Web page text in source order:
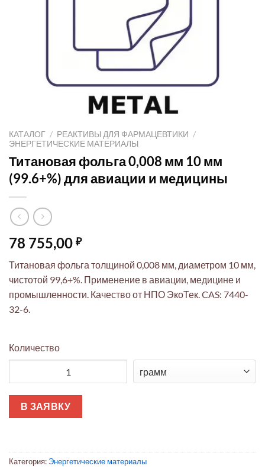
КАТАЛОГ / РЕАКТИВЫ ДЛЯ ФАРМАЦЕВТИКИ /
ЭНЕРГЕТИЧЕСКИЕ МАТЕРИАЛЫ
Титановая фольга 0,008 мм 10 мм
(99.6+%) для авиации и медицины
78 755,00 ₽
Титановая фольга толщиной 0,008 мм, диаметром 10 мм,
чистотой 99,6+%. Применение в авиации, медицине и
промышленности. Качество от НПО ЭкоТек. CAS: 7440-
32-6.
Количество
В ЗАЯВКУ
Категория: Энергетические материалы